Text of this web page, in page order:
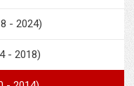
- 2024)
- 2018)